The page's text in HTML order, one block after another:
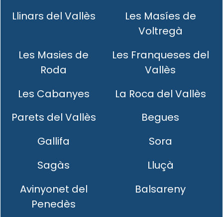
Llinars del Vallès
Les Masíes de
Voltregà
Les Masies de
Roda
Les Franqueses del
Vallès
Les Cabanyes
La Roca del Vallès
Parets del Vallès
Begues
Gallifa
Sora
Sagàs
Lluçà
Avinyonet del
Penedès
Balsareny